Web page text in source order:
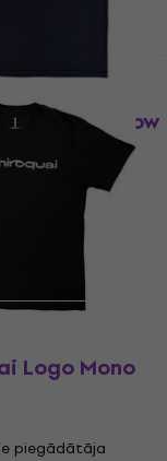
Orange Glow
Logo Mono
piegādātāja